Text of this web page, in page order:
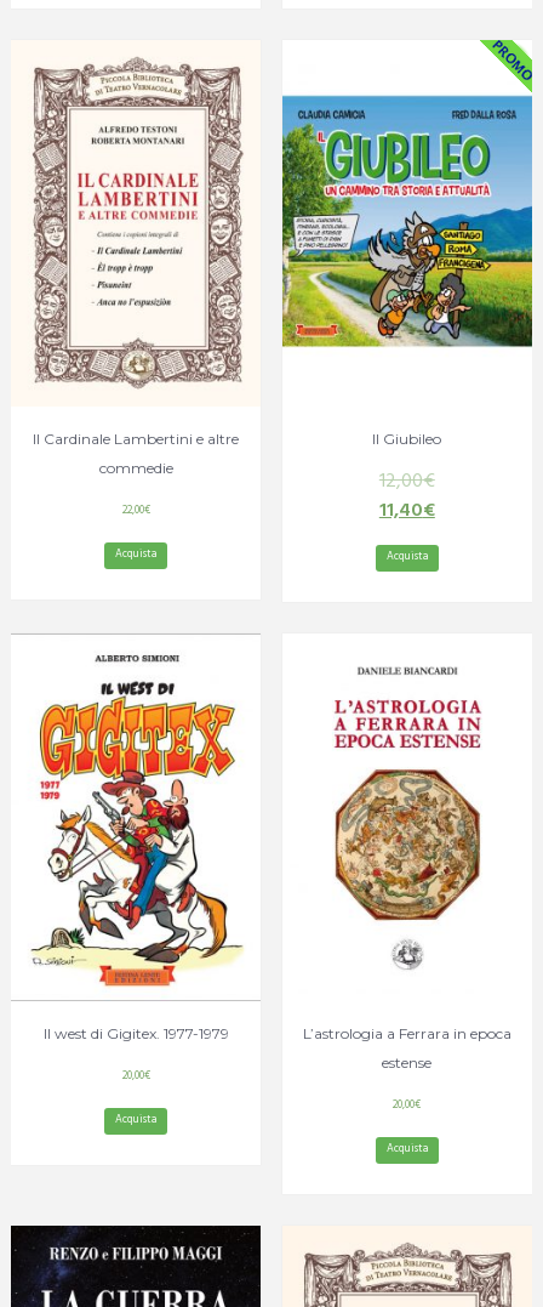
Il Cardinale Lambertini e altre
commedie
22,00€
Acquista
Il Giubileo
12,00€
11,40€
Acquista
Il west di Gigitex. 1977-1979
20,00€
Acquista
L’astrologia a Ferrara in epoca
estense
20,00€
Acquista